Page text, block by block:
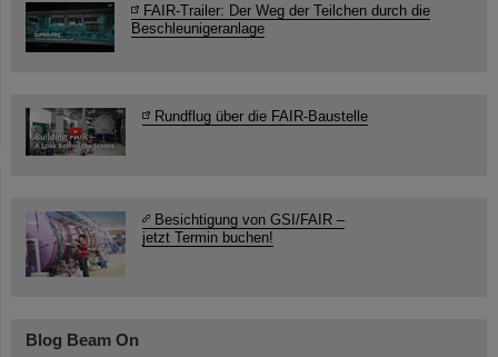
FAIR-Trailer: Der Weg der Teilchen durch die
Beschleunigeranlage
Rundflug über die FAIR-Baustelle
Besichtigung von GSI/FAIR –
jetzt Termin buchen!
Blog Beam On